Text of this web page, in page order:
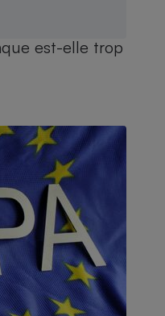
est-elle trop